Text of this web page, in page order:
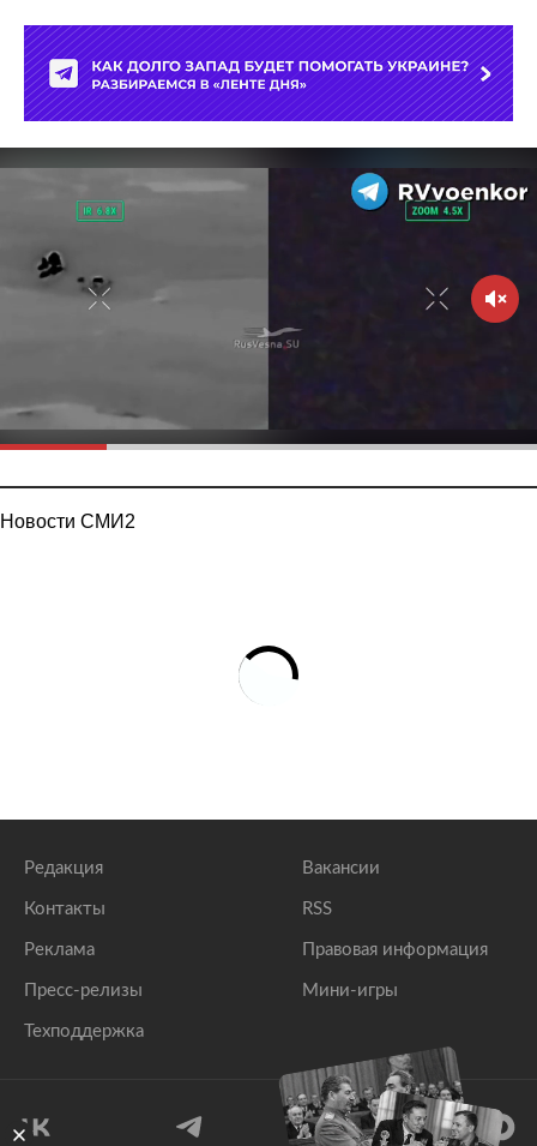
Новости СМИ2
Редакция
Контакты
Реклама
Пресс-релизы
Техподдержка
Вакансии
RSS
Правовая информация
Мини-игры